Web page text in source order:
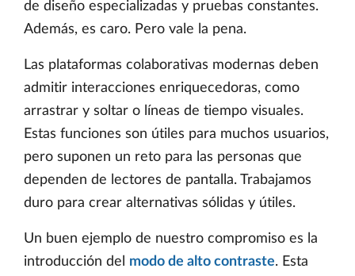
de diseño especializadas y pruebas constantes.
Además, es caro. Pero vale la pena.
Las plataformas colaborativas modernas deben
admitir interacciones enriquecedoras, como
arrastrar y soltar o líneas de tiempo visuales.
Estas funciones son útiles para muchos usuarios,
pero suponen un reto para las personas que
dependen de lectores de pantalla. Trabajamos
duro para crear alternativas sólidas y útiles.
Un buen ejemplo de nuestro compromiso es la
introducción del modo de alto contraste. Esta